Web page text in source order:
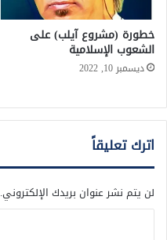
خطورة (مشروع آيلب) على
الشعوب الإسلامية
ديسمبر 10, 2022
اترك تعليقاً
لن يتم نشر عنوان بريدك الإلكتروني.